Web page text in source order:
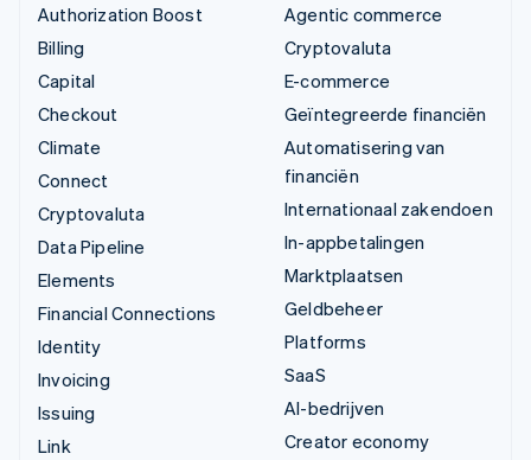
Authorization Boost
Billing
Capital
Checkout
Climate
Connect
Cryptovaluta
Data Pipeline
Elements
Financial Connections
Identity
Invoicing
Issuing
Link
Agentic commerce
Cryptovaluta
E-commerce
Geïntegreerde financiën
Automatisering van
financiën
Internationaal zakendoen
In-appbetalingen
Marktplaatsen
Geldbeheer
Platforms
SaaS
AI-bedrijven
Creator economy